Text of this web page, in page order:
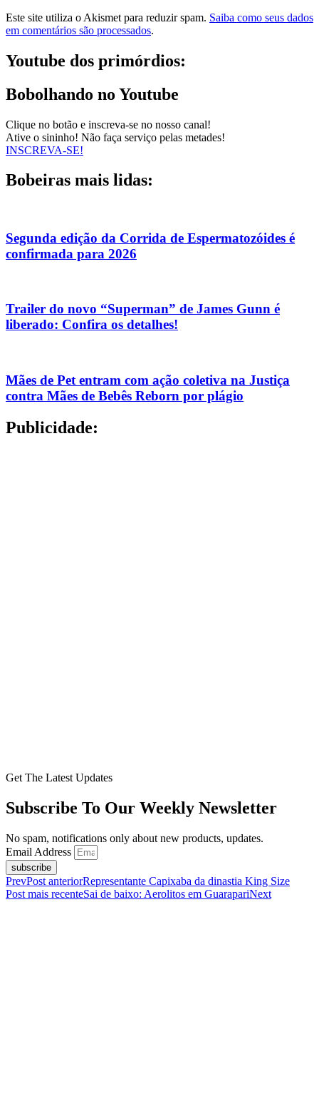
Este site utiliza o Akismet para reduzir spam. Saiba como seus dados
em comentários são processados.
Youtube dos primórdios:
Bobolhando no Youtube
Clique no botão e inscreva-se no nosso canal!
Ative o sininho! Não faça serviço pelas metades!
INSCREVA-SE!
Bobeiras mais lidas:
Segunda edição da Corrida de Espermatozóides é
confirmada para 2026
Trailer do novo “Superman” de James Gunn é
liberado: Confira os detalhes!
Mães de Pet entram com ação coletiva na Justiça
contra Mães de Bebês Reborn por plágio
Publicidade:
Get The Latest Updates
Subscribe To Our Weekly Newsletter
No spam, notifications only about new products, updates.
Email Address
subscribe
PrevPost anteriorRepresentante Capixaba da dinastia King Size
Post mais recenteSai de baixo: Aerolitos em GuarapariNext